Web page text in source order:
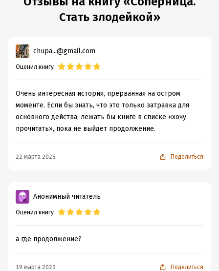
Стать злодейкой»
chupa...@gmail.com
Оценил книгу
Очень интересная история, прерванная на остром
моменте. Если бы знать, что это только затравка для
основного действа, лежать бы книге в списке «хочу
прочитать», пока не выйдет продолжение.
22 марта 2025 Поделиться
Анонимный читатель
Оценил книгу
а где продолжение?
19 марта 2025 Поделиться